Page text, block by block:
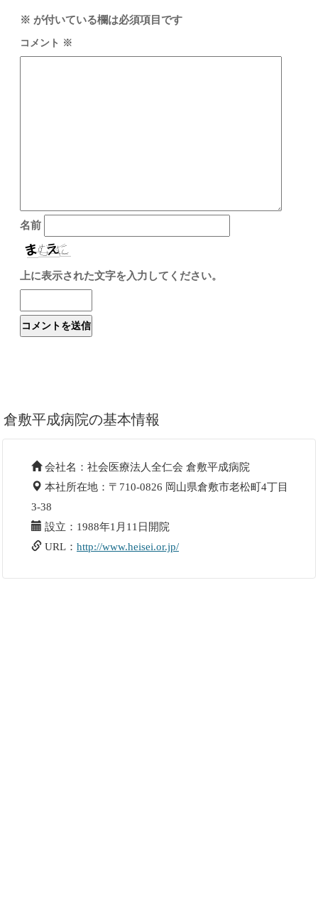
※ が付いている欄は必須項目です
コメント ※
名前
上に表示された文字を入力してください。
倉敷平成病院の基本情報
会社名：社会医療法人全仁会 倉敷平成病院
本社所在地：〒710-0826 岡山県倉敷市老松町4丁目
3-38
設立：1988年1月11日開院
URL： http://www.heisei.or.jp/